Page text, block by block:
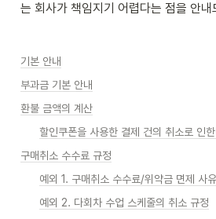
는 회사가 책임지기 어렵다는 점을 안내
기본 안내
부과금 기본 안내
환불 금액의 계산
할인쿠폰을 사용한 결제 건의 취소로 인
구매취소 수수료 규정
예외 1. 구매취소 수수료/위약금 면제 사유
예외 2. 다회차 수업 스케줄의 취소 규정